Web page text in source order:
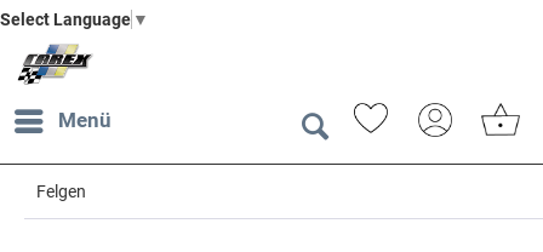
Select Language ▼
Menü
Felgen